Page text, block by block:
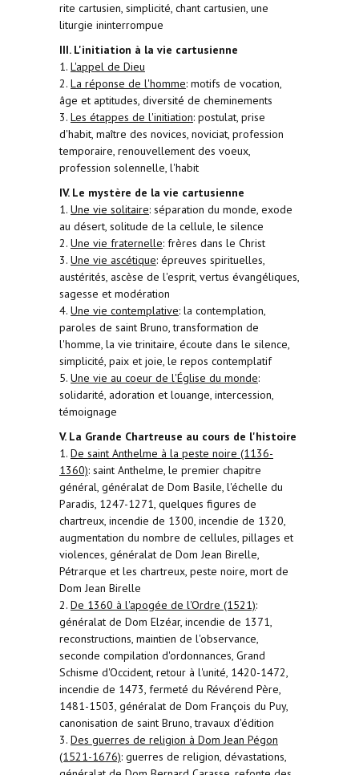
rite cartusien, simplicité, chant cartusien, une
liturgie ininterrompue
III. L'initiation à la vie cartusienne
1. L'appel de Dieu
2. La réponse de l'homme: motifs de vocation,
âge et aptitudes, diversité de cheminements
3. Les étappes de l'initiation: postulat, prise
d'habit, maître des novices, noviciat, profession
temporaire, renouvellement des voeux,
profession solennelle, l'habit
IV. Le mystère de la vie cartusienne
1. Une vie solitaire: séparation du monde, exode
au désert, solitude de la cellule, le silence
2. Une vie fraternelle: frères dans le Christ
3. Une vie ascétique: épreuves spirituelles,
austérités, ascèse de l'esprit, vertus évangéliques,
sagesse et modération
4. Une vie contemplative: la contemplation,
paroles de saint Bruno, transformation de
l'homme, la vie trinitaire, écoute dans le silence,
simplicité, paix et joie, le repos contemplatif
5. Une vie au coeur de l'Église du monde:
solidarité, adoration et louange, intercession,
témoignage
V. La Grande Chartreuse au cours de l'histoire
1. De saint Anthelme à la peste noire (1136-
1360): saint Anthelme, le premier chapitre
général, généralat de Dom Basile, l'échelle du
Paradis, 1247-1271, quelques figures de
chartreux, incendie de 1300, incendie de 1320,
augmentation du nombre de cellules, pillages et
violences, généralat de Dom Jean Birelle,
Pétrarque et les chartreux, peste noire, mort de
Dom Jean Birelle
2. De 1360 à l'apogée de l'Ordre (1521):
généralat de Dom Elzéar, incendie de 1371,
reconstructions, maintien de l'observance,
seconde compilation d'ordonnances, Grand
Schisme d'Occident, retour à l'unité, 1420-1472,
incendie de 1473, fermeté du Révérend Père,
1481-1503, généralat de Dom François du Puy,
canonisation de saint Bruno, travaux d'édition
3. Des guerres de religion à Dom Jean Pégon
(1521-1676): guerres de religion, dévastations,